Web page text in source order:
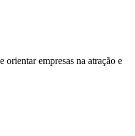
empresas na atração e